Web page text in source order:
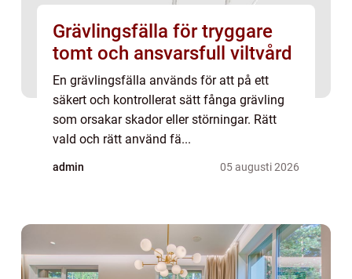
Grävlingsfälla för tryggare
tomt och ansvarsfull viltvård
En grävlingsfälla används för att på ett
säkert och kontrollerat sätt fånga grävling
som orsakar skador eller störningar. Rätt
vald och rätt använd fä...
admin 05 augusti 2026